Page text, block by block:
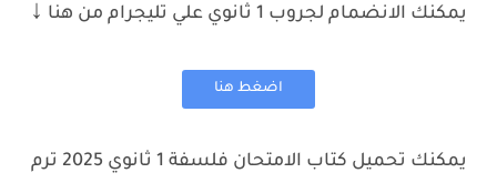
يمكنك الانضمام لجروب 1 ثانوي علي تليجرام من هنا ↓
اضغط هنا
يمكنك تحميل كتاب الامتحان فلسفة 1 ثانوي 2025 ترم